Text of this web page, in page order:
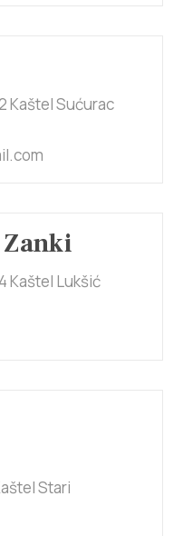
Kaštel Sućurac
Kaštel Lukšić
Stari